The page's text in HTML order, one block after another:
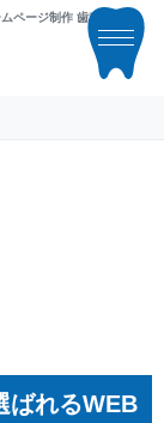
ページ制作 歯科ラボ」
ばれるWEB